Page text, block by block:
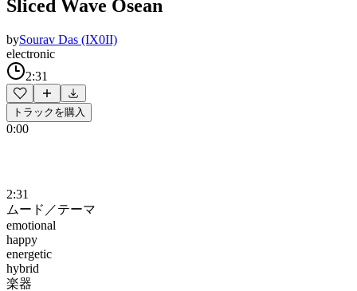
Sliced Wave Osean
bySourav Das (IX0II)
electronic
2:31
トラックを購入
0:00
2:31
ムード／テーマ
emotional
happy
energetic
hybrid
楽器